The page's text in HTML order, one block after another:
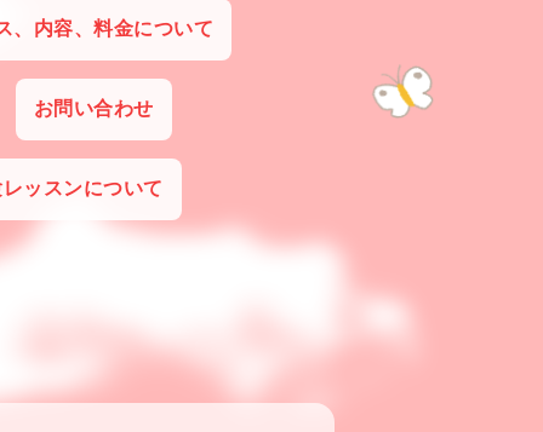
、内容、料金について
お問い合わせ
ッスンについて